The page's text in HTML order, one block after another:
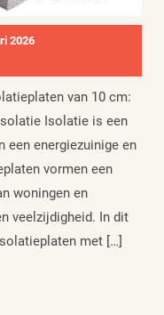
2026
van 10 cm:
Isolatie is een
een energiezuinige en
vormen een
woningen en
veelzijdigheid. In dit
met […]